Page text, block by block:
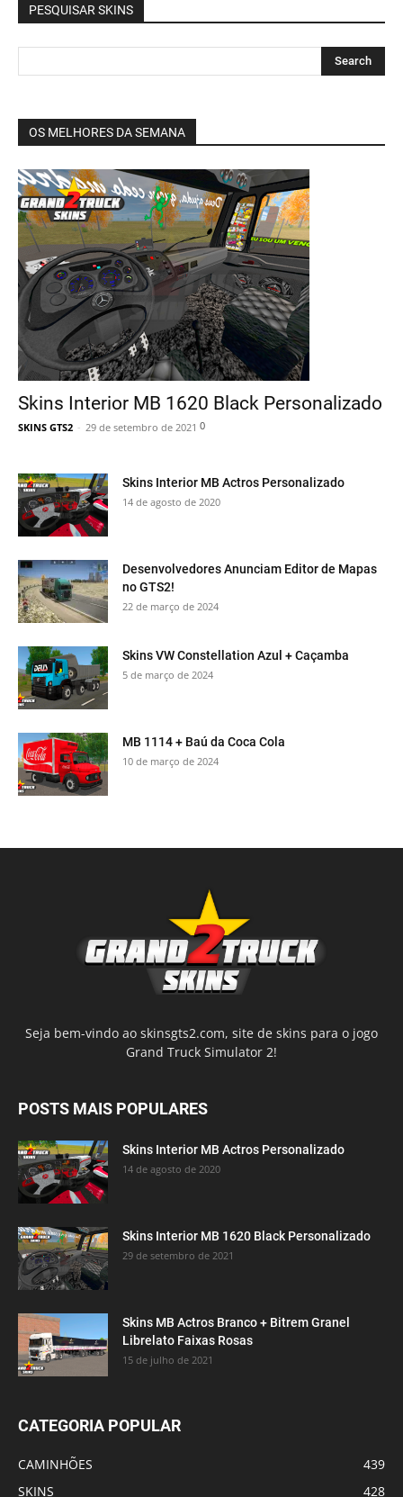
PESQUISAR SKINS
OS MELHORES DA SEMANA
Skins Interior MB 1620 Black Personalizado
SKINS GTS2 - 29 de setembro de 2021 0
Skins Interior MB Actros Personalizado
14 de agosto de 2020
Desenvolvedores Anunciam Editor de Mapas
no GTS2!
22 de março de 2024
Skins VW Constellation Azul + Caçamba
5 de março de 2024
MB 1114 + Baú da Coca Cola
10 de março de 2024
Seja bem-vindo ao skinsgts2.com, site de skins para o jogo
Grand Truck Simulator 2!
POSTS MAIS POPULARES
Skins Interior MB Actros Personalizado
14 de agosto de 2020
Skins Interior MB 1620 Black Personalizado
29 de setembro de 2021
Skins MB Actros Branco + Bitrem Granel
Librelato Faixas Rosas
15 de julho de 2021
CATEGORIA POPULAR
CAMINHÕES
439
SKINS
428